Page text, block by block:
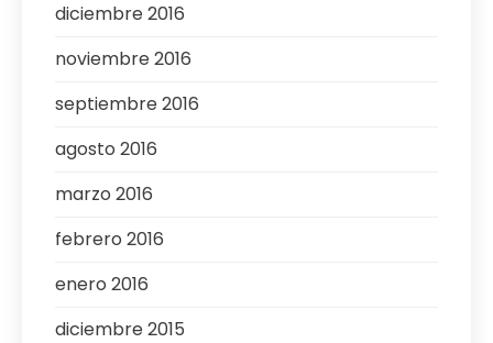
diciembre 2016
noviembre 2016
septiembre 2016
agosto 2016
marzo 2016
febrero 2016
enero 2016
diciembre 2015